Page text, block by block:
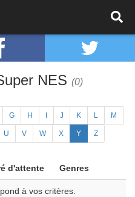
NES (0)
G H J K L M
U V W X Y Z
d'attente Genres
à vos critères.